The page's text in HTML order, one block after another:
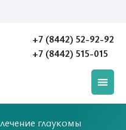
+7 (8442) 52-92-92
+7 (8442) 515-015
глаукомы